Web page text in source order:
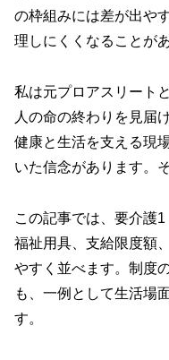
の枠組みには差が出や
理しにくくなることが
私は元プロアスリート
人の命の終わりを見届
健康と生活を支える現
いた信念があります。
この記事では、要介護1
福祉用具、支給限度額
やすく並べます。制度
も、一例として生活場
す。